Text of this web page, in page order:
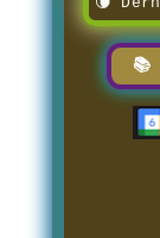
📚